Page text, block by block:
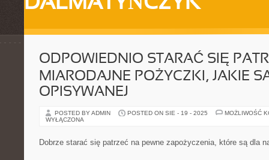
ODPOWIEDNIO STARAĆ SIĘ
MIARODAJNE POŻYCZKI, JAKIE
OPISYWANEJ
POSTED BY ADMIN POSTED ON SIE - 19 - 2025
MOŻLIWOŚĆ
WYŁĄCZONA
Dobrze starać się patrzeć na pewne zapożyczenia, które są dla